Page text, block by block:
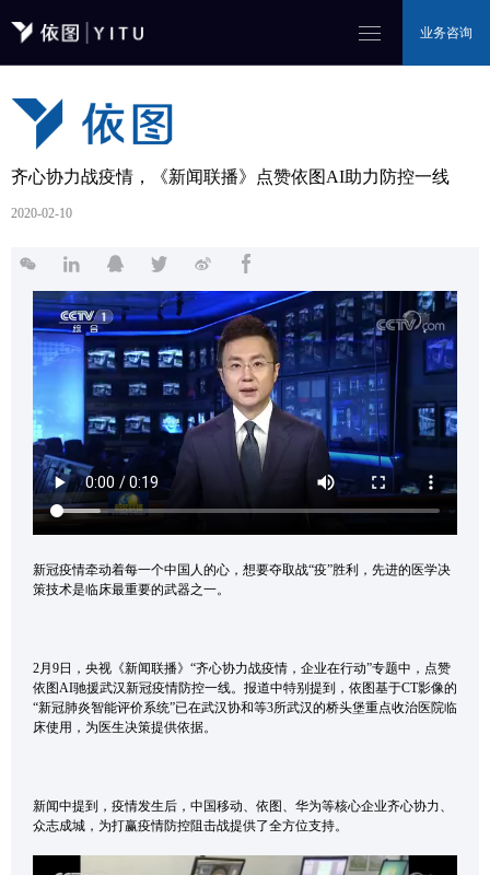
业务咨询
齐心协力战疫情，《新闻联播》点赞依图AI助力防控一线
2020-02-10
新冠疫情牵动着每一个中国人的心，想要夺取战“疫”胜利，先进的医学决
策技术是临床最重要的武器之一。
2月9日，央视《新闻联播》“齐心协力战疫情，企业在行动”专题中，点赞
依图AI驰援武汉新冠疫情防控一线。报道中特别提到，依图基于CT影像的
“新冠肺炎智能评价系统”已在武汉协和等3所武汉的桥头堡重点收治医院临
床使用，为医生决策提供依据。
新闻中提到，疫情发生后，中国移动、依图、华为等核心企业齐心协力、
众志成城，为打赢疫情防控阻击战提供了全方位支持。